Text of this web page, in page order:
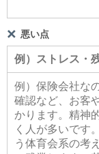
悪い点